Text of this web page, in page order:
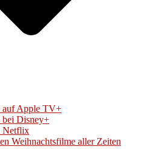
auf Apple TV+
bei Disney+
Netflix
Weihnachtsfilme aller Zeiten